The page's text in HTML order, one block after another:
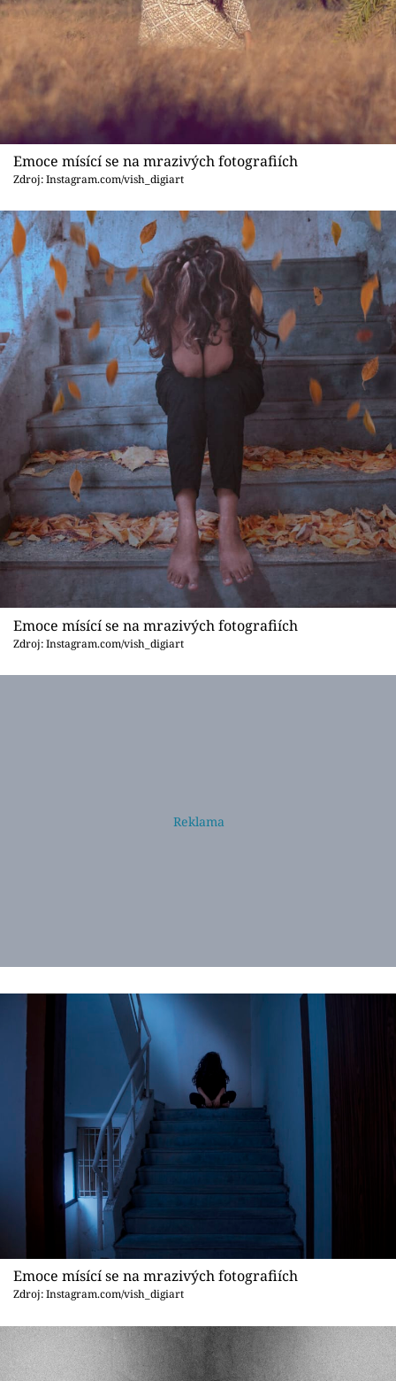
Videa
Sledujte prima+
Přihlášení
Sledujte nás
Emoce mísící se na mrazivých fotografiích
Zdroj: Instagram.com/vish_digiart
Emoce mísící se na mrazivých fotografiích
Zdroj: Instagram.com/vish_digiart
Emoce mísící se na mrazivých fotografiích
Zdroj: Instagram.com/vish_digiart